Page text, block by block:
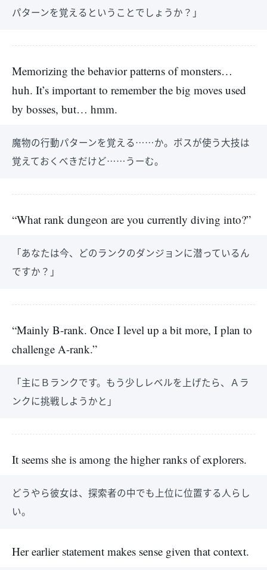
パターンを覚えるということでしょうか？」
Memorizing the behavior patterns of monsters…
huh. It’s important to remember the big moves used
by bosses, but… hmm.
魔物の行動パターンを覚える……か。ボスが使う大技は
覚えておくべきだけど……うーむ。
“What rank dungeon are you currently diving into?”
「あなたは今、どのランクのダンジョンに潜っているん
ですか？」
“Mainly B-rank. Once I level up a bit more, I plan to
challenge A-rank.”
「主にＢランクです。もう少しレベルを上げたら、Ａラ
ンクに挑戦しようかと」
It seems she is among the higher ranks of explorers.
どうやら彼女は、探索者の中でも上位に位置する人らし
い。
Her earlier statement makes sense given that context.